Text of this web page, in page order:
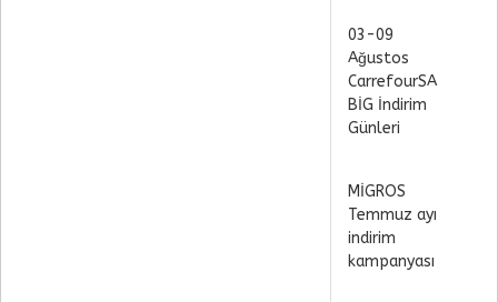
03-09
Ağustos
CarrefourSA
BİG İndirim
Günleri
MİGROS
Temmuz ayı
indirim
kampanyası